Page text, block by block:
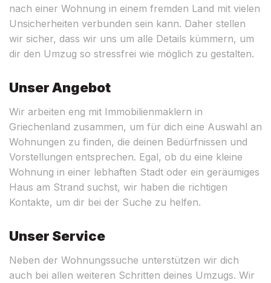
nach einer Wohnung in einem fremden Land mit vielen
Unsicherheiten verbunden sein kann. Daher stellen
wir sicher, dass wir uns um alle Details kümmern, um
dir den Umzug so stressfrei wie möglich zu gestalten.
Unser Angebot
Wir arbeiten eng mit Immobilienmaklern in
Griechenland zusammen, um für dich eine Auswahl an
Wohnungen zu finden, die deinen Bedürfnissen und
Vorstellungen entsprechen. Egal, ob du eine kleine
Wohnung in einer lebhaften Stadt oder ein geräumiges
Haus am Strand suchst, wir haben die richtigen
Kontakte, um dir bei der Suche zu helfen.
Unser Service
Neben der Wohnungssuche unterstützen wir dich
auch bei allen weiteren Schritten deines Umzugs. Wir